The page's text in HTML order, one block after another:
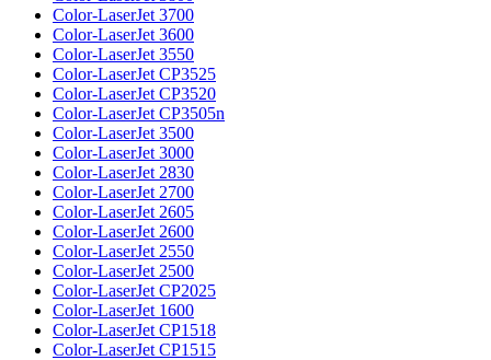
Color-LaserJet 3700
Color-LaserJet 3600
Color-LaserJet 3550
Color-LaserJet CP3525
Color-LaserJet CP3520
Color-LaserJet CP3505n
Color-LaserJet 3500
Color-LaserJet 3000
Color-LaserJet 2830
Color-LaserJet 2700
Color-LaserJet 2605
Color-LaserJet 2600
Color-LaserJet 2550
Color-LaserJet 2500
Color-LaserJet CP2025
Color-LaserJet 1600
Color-LaserJet CP1518
Color-LaserJet CP1515